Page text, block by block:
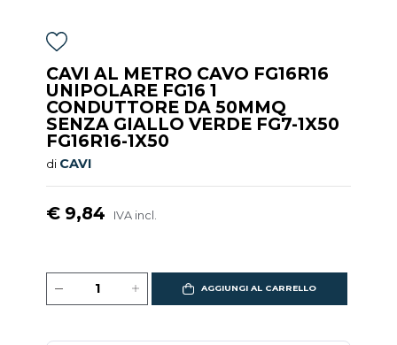
CAVI AL METRO CAVO FG16R16
UNIPOLARE FG16 1
CONDUTTORE DA 50MMQ
SENZA GIALLO VERDE FG7-1X50
FG16R16-1X50
di CAVI
€ 9,84 IVA incl.
AGGIUNGI AL CARRELLO